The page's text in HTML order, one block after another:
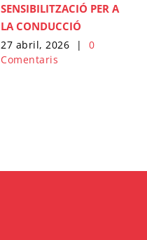
SENSIBILITZACIÓ PER A
LA CONDUCCIÓ
27 abril, 2026 |
0
Comentaris